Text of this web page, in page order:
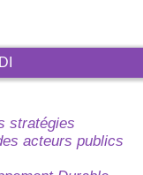
stratégies
acteurs publics